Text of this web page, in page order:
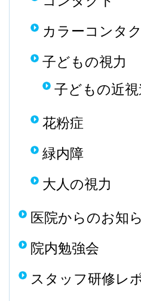
カラーコンタ
子どもの視力
子どもの近視
花粉症
緑内障
大人の視力
医院からのお知
院内勉強会
スタッフ研修レ